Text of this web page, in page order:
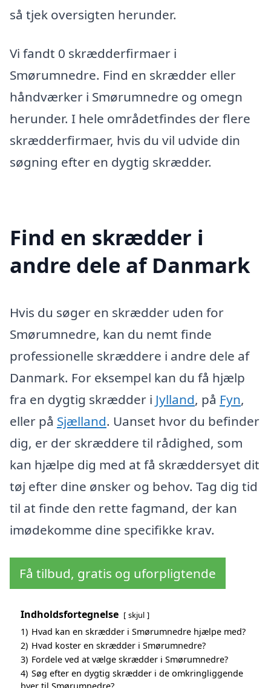
så tjek oversigten herunder.
Vi fandt 0 skrædderfirmaer i
Smørumnedre. Find en skrædder eller
håndværker i Smørumnedre og omegn
herunder. I hele områdetfindes der flere
skrædderfirmaer, hvis du vil udvide din
søgning efter en dygtig skrædder.
Find en skrædder i
andre dele af Danmark
Hvis du søger en skrædder uden for
Smørumnedre, kan du nemt finde
professionelle skræddere i andre dele af
Danmark. For eksempel kan du få hjælp
fra en dygtig skrædder i Jylland, på Fyn,
eller på Sjælland. Uanset hvor du befinder
dig, er der skræddere til rådighed, som
kan hjælpe dig med at få skræddersyet dit
tøj efter dine ønsker og behov. Tag dig tid
til at finde den rette fagmand, der kan
imødekomme dine specifikke krav.
Få tilbud, gratis og uforpligtende
Indholdsfortegnelse skjul
1) Hvad kan en skrædder i Smørumnedre hjælpe med?
2) Hvad koster en skrædder i Smørumnedre?
3) Fordele ved at vælge skrædder i Smørumnedre?
4) Søg efter en dygtig skrædder i de omkringliggende